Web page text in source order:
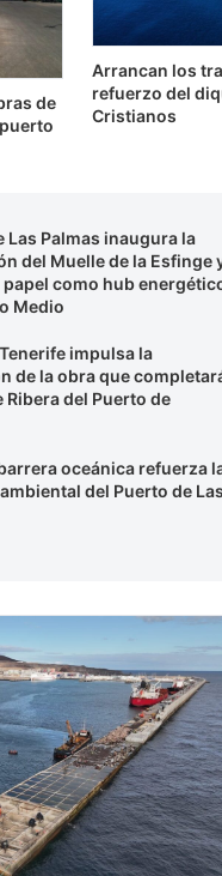
de
Arrancan los
refuerzo del
Cristianos
Las Palmas inaugura la
del Muelle de la Esfinge
como hub
Medio
impulsa la
de la obra que
Ribera del Puerto de
oceánica refuerza
del Puerto de Las